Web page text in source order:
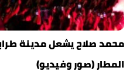
محمد صلاح يشعل مدينة
المطار (صور وفيديو)